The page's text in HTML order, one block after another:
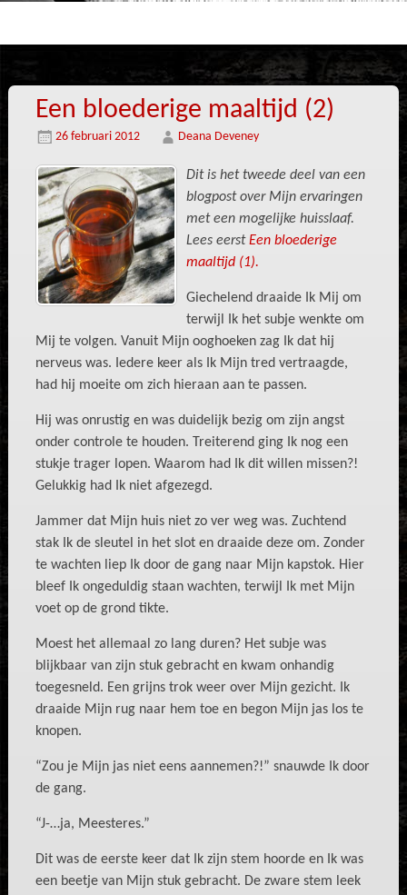
Een bloederige maaltijd (2)
26 februari 2012 Deana Deveney
Dit is het tweede deel van een
blogpost over Mijn ervaringen
met een mogelijke huisslaaf.
Lees eerstEen bloederige
maaltijd (1).
Giechelend draaide Ik Mij om
terwijl Ik het subje wenkte om
Mij te volgen. Vanuit Mijn ooghoeken zag Ik dat hij
nerveus was. Iedere keer als Ik Mijn tred vertraagde,
had hij moeite om zich hieraan aan te passen.
Hij was onrustig en was duidelijk bezig om zijn angst
onder controle te houden. Treiterend ging Ik nog een
stukje trager lopen. Waarom had Ik dit willen missen?!
Gelukkig had Ik niet afgezegd.
Jammer dat Mijn huis niet zo ver weg was. Zuchtend
stak Ik de sleutel in het slot en draaide deze om. Zonder
te wachten liep Ik door de gang naar Mijn kapstok. Hier
bleef Ik ongeduldig staan wachten, terwijl Ik met Mijn
voet op de grond tikte.
Moest het allemaal zo lang duren? Het subje was
blijkbaar van zijn stuk gebracht enkwam onhandig
toegesneld. Een grijns trok weer over Mijn gezicht. Ik
draaide Mijn rug naar hem toe en begon Mijn jas los te
knopen.
“Zou je Mijn jas niet eens aannemen?!” snauwde Ik door
de gang.
“J-…ja, Meesteres.”
Dit was de eerste keer dat Ik zijn stem hoorde en Ik was
een beetje van Mijn stuk gebracht. De zware stem leek